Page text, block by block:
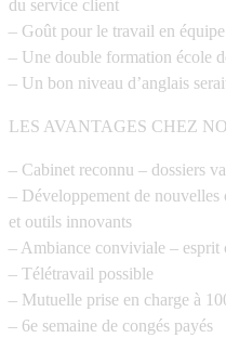
du service client
– Goût pour le travail en
– Une double formation école
– Un bon niveau d’anglais
LES AVANTAGES CHEZ
– Cabinet reconnu – dossiers
– Développement de nouvelles
et outils innovants
– Ambiance conviviale – esprit
– Télétravail possible
– Mutuelle prise en charge à
– 6e semaine de congés payés